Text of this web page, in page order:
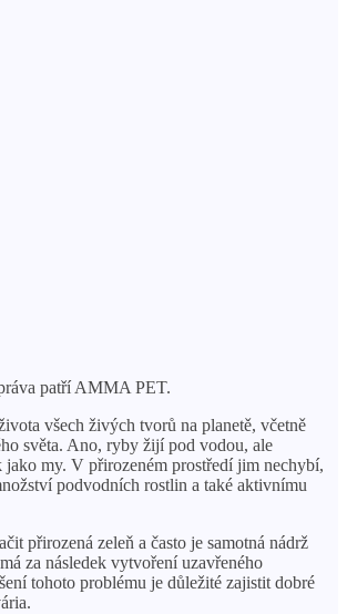
patří AMMA PET.
všech živých tvorů na planetě, včetně
světa. Ano, ryby žijí pod vodou, ale
my. V přirozeném prostředí jim nechybí,
podvodních rostlin a také aktivnímu
přirozená zeleň a často je samotná nádrž
za následek vytvoření uzavřeného
tohoto problému je důležité zajistit dobré